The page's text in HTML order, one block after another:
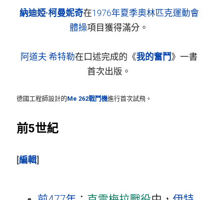
納迪婭·柯曼妮奇在1976年夏季奧林匹克運動會
體操項目獲得滿分。
阿道夫·希特勒在口述完成的《我的奮鬥》一書
首次出版。
德國工程師設計的Me 262戰鬥機進行首次試飛。
前5世紀
[編輯]